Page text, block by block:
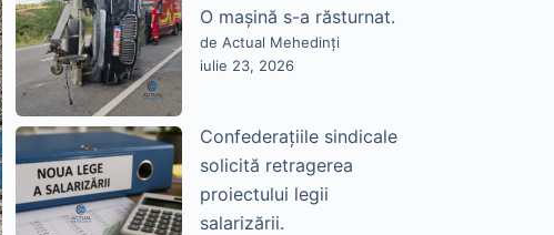
O mașină s-a răsturnat.
de Actual Mehedinți
iulie 23, 2026
Confederațiile sindicale
solicită retragerea
proiectului legii
salarizării.